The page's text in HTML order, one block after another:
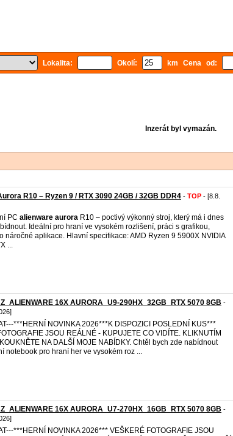
Lokalita: Okolí: km Cena od:
Inzerát byl vymazán.
R10 – Ryzen 9 / RTX 3090 24GB / 32GB DDR4 - TOP - [8.8.
PC alienware aurora R10 – poctivý výkonný stroj, který má i dnes
Ideální pro hraní ve vysokém rozlišení, práci s grafikou,
náročné aplikace. Hlavní specifikace: AMD Ryzen 9 5900X NVIDIA
...
16X AURORA_U9-290HX_32GB_RTX 5070 8GB -
***HERNÍ NOVINKA 2026***K DISPOZICI POSLEDNÍ KUS***
JSOU REÁLNÉ - KUPUJETE CO VIDÍTE. KLIKNUTÍM
NA DALŠÍ MOJE NABÍDKY. Chtěl bych zde nabídnout
notebook pro hraní her ve vysokém roz ...
16X AURORA_U7-270HX_16GB_RTX 5070 8GB -
***HERNÍ NOVINKA 2026*** VEŠKERÉ FOTOGRAFIE JSOU